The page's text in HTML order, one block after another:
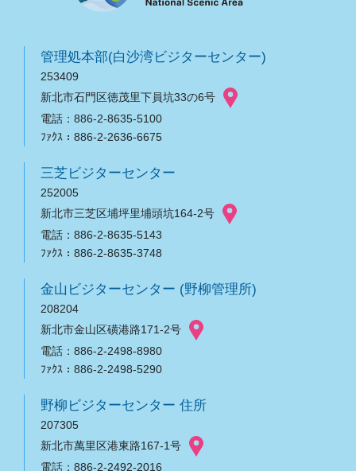
管理処本部(白沙湾ビジターセンター)
253409
新北市石門区徳茂里下員坑33の6号
電話：886-2-8635-5100
ﾌｧｸｽ：886-2-2636-6675
三芝ビジターセンター
252005
新北市三芝区埔坪里埔頭坑164-2号
電話：886-2-8635-5143
ﾌｧｸｽ：886-2-8635-3748
金山ビジターセンター (野柳管理所)
208204
新北市金山区磺港路171-2号
電話：886-2-2498-8980
ﾌｧｸｽ：886-2-2498-5290
野柳ビジターセンター 住所
207305
新北市萬里区港東路167-1号
電話：886-2-2492-2016